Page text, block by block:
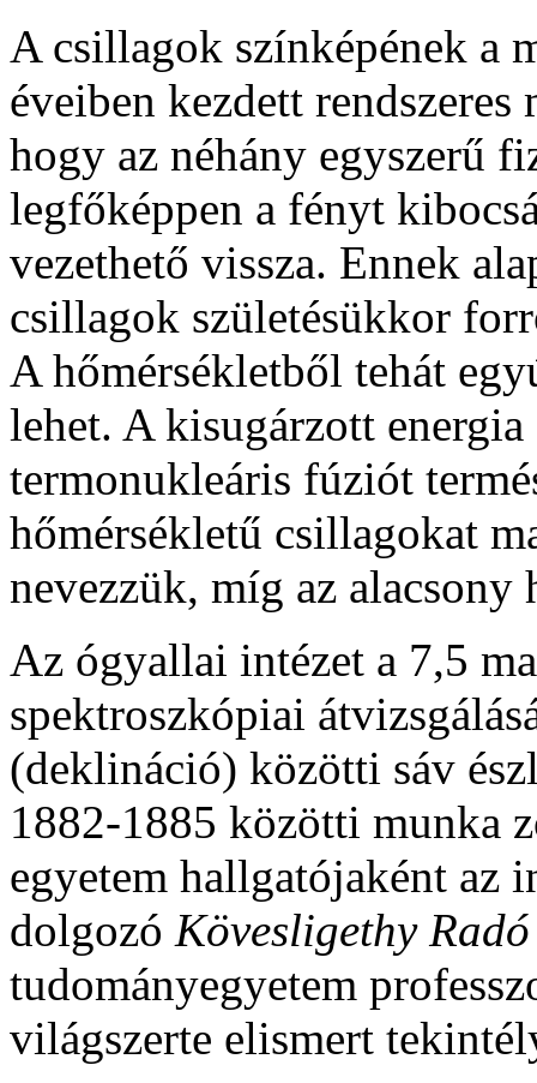
A csillagok színképének a
éveiben kezdett
hogy az néhány egyszerű
legfőképpen a fényt
vezethető vissza. Ennek
csillagok születésükkor
A hőmérsékletből tehát
lehet. A kisugárzott
termonukleáris fúziót
hőmérsékletű csillagokat
nevezzük, míg az alacsony
Az ógyallai intézet a 7,5
spektroszkópiai
(deklináció) közötti sáv
1882-1885 közötti munka
egyetem hallgatójaként az
dolgozó Kövesligethy Radó
tudományegyetem
világszerte elismert